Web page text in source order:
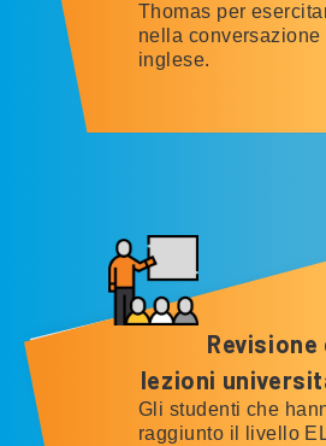
Thomas per
nella conversazione
inglese.
Revisione
lezioni
Gli studenti che
raggiunto il livello